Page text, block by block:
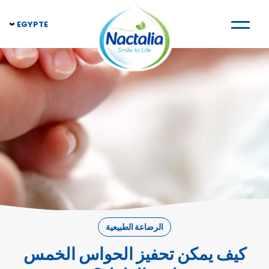
EGYPTE
الرضاعة الطبيعية
كيف يمكن تحفيز الحواس الخمس